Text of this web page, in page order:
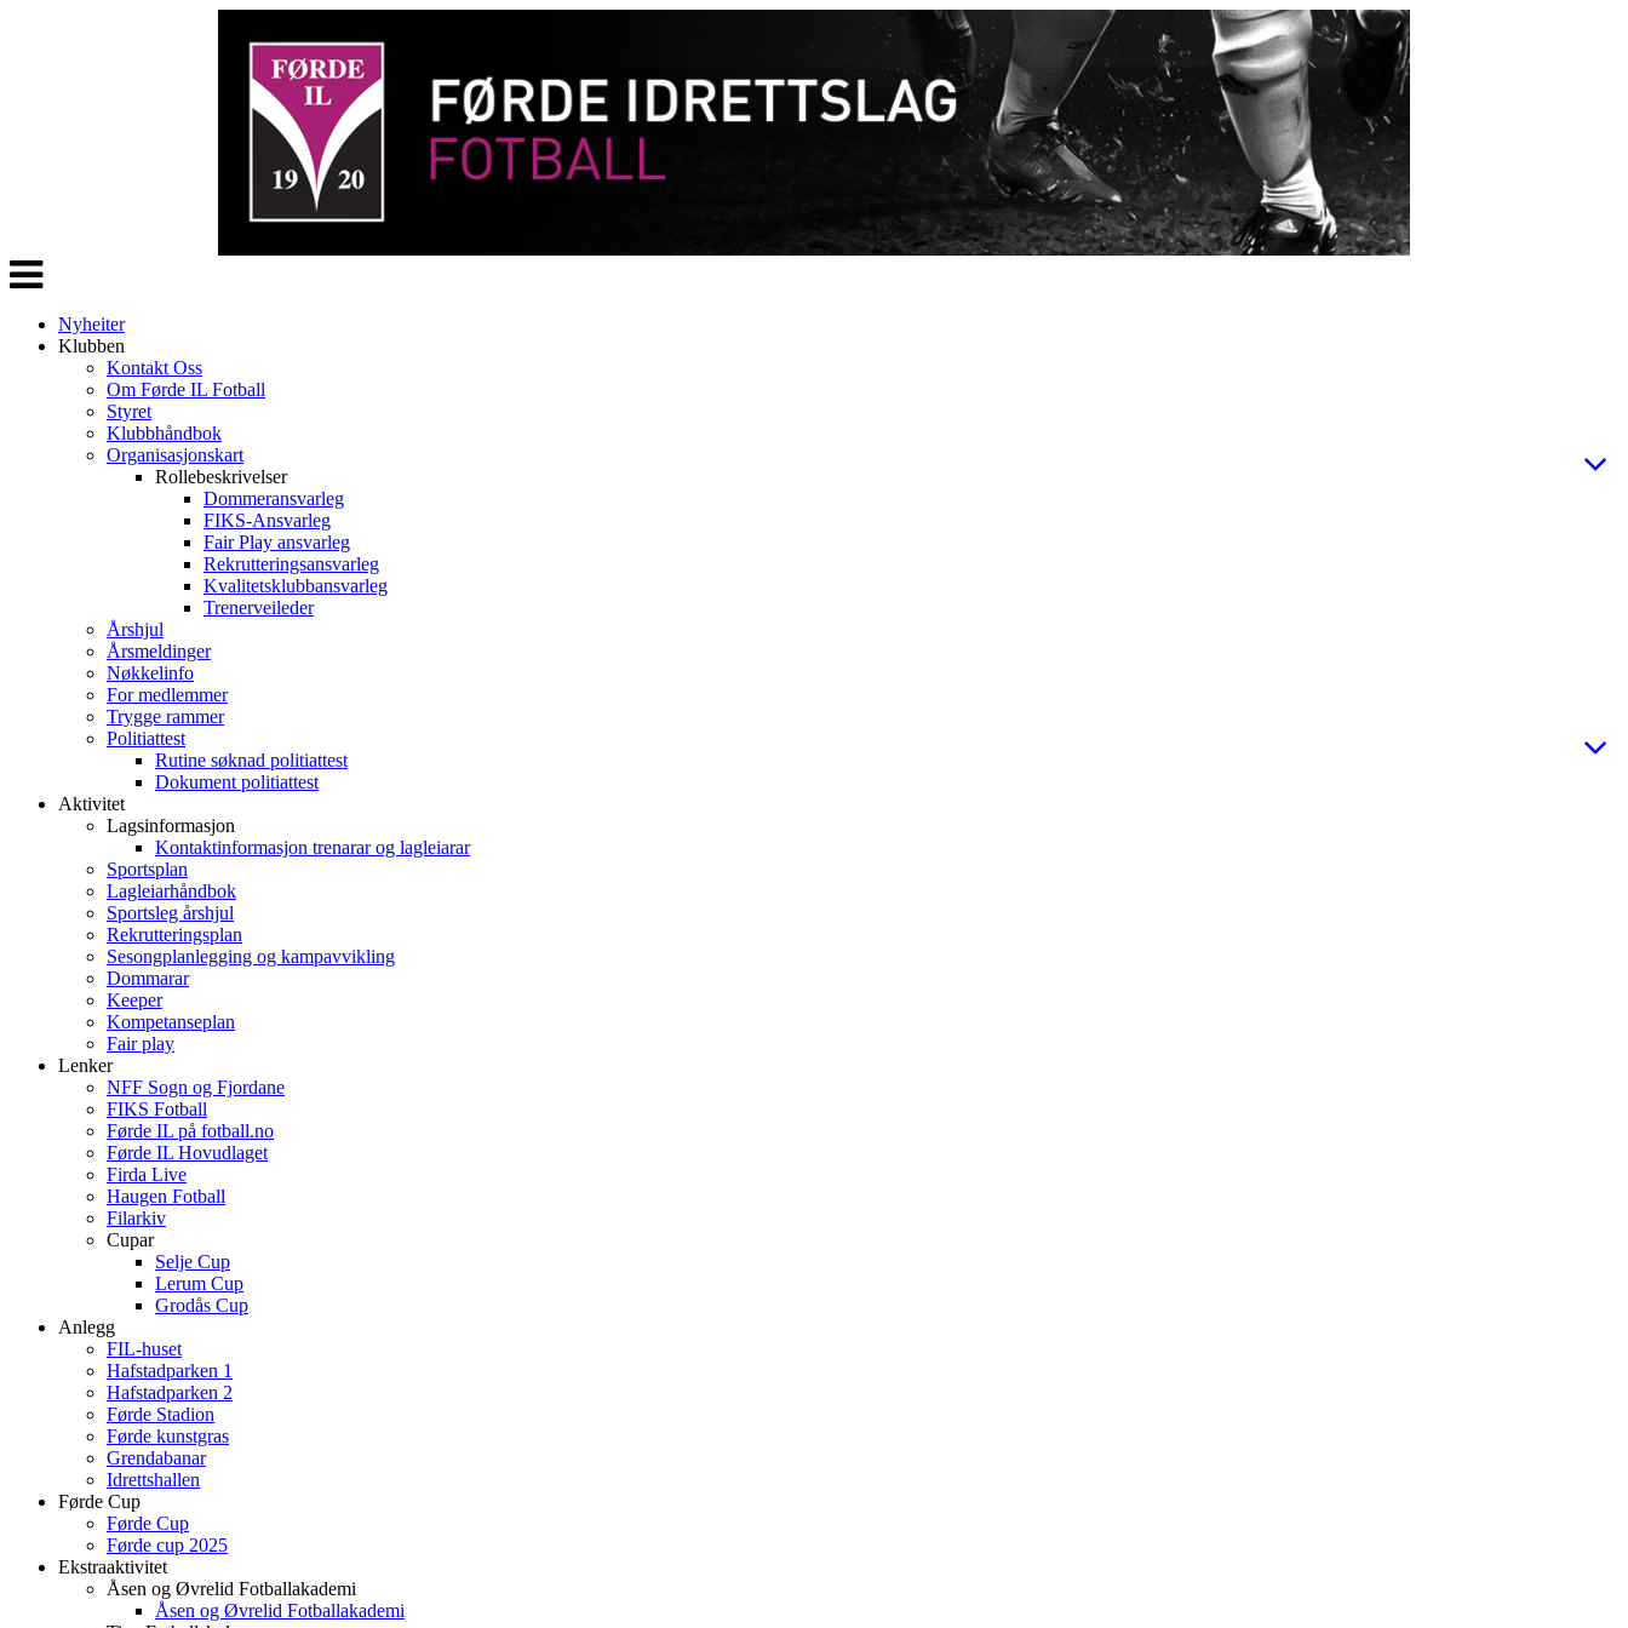
Veksle
navigasjon
Nyheiter
Klubben
Kontakt Oss
Om Førde IL Fotball
Styret
Klubbhåndbok
Organisasjonskart
Rollebeskrivelser
Dommeransvarleg
FIKS-Ansvarleg
Fair Play ansvarleg
Rekrutteringsansvarleg
Kvalitetsklubbansvarleg
Trenerveileder
Årshjul
Årsmeldinger
Nøkkelinfo
For medlemmer
Trygge rammer
Politiattest
Rutine søknad politiattest
Dokument politiattest
Aktivitet
Lagsinformasjon
Kontaktinformasjon trenarar og lagleiarar
Sportsplan
Lagleiarhåndbok
Sportsleg årshjul
Rekrutteringsplan
Sesongplanlegging og kampavvikling
Dommarar
Keeper
Kompetanseplan
Fair play
Lenker
NFF Sogn og Fjordane
FIKS Fotball
Førde IL på fotball.no
Førde IL Hovudlaget
Firda Live
Haugen Fotball
Filarkiv
Cupar
Selje Cup
Lerum Cup
Grodås Cup
Anlegg
FIL-huset
Hafstadparken 1
Hafstadparken 2
Førde Stadion
Førde kunstgras
Grendabanar
Idrettshallen
Førde Cup
Førde Cup
Førde cup 2025
Ekstraaktivitet
Åsen og Øvrelid Fotballakademi
Åsen og Øvrelid Fotballakademi